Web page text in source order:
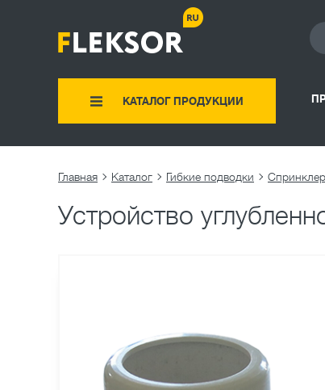
КАТАЛОГ ПРОДУКЦИИ
Главная Каталог Гибкие подводки
Устройство